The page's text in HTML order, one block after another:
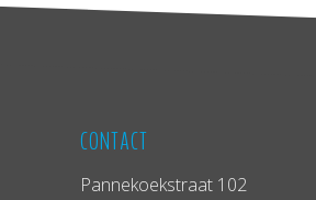
CONTACT
Pannekoekstraat 102